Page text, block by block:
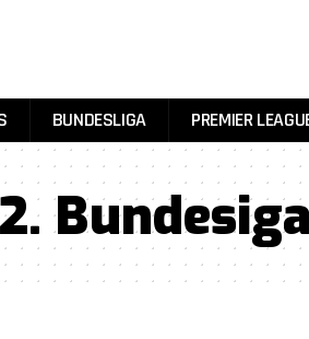
BUNDESLIGA PREMIER
2. Bundesiga